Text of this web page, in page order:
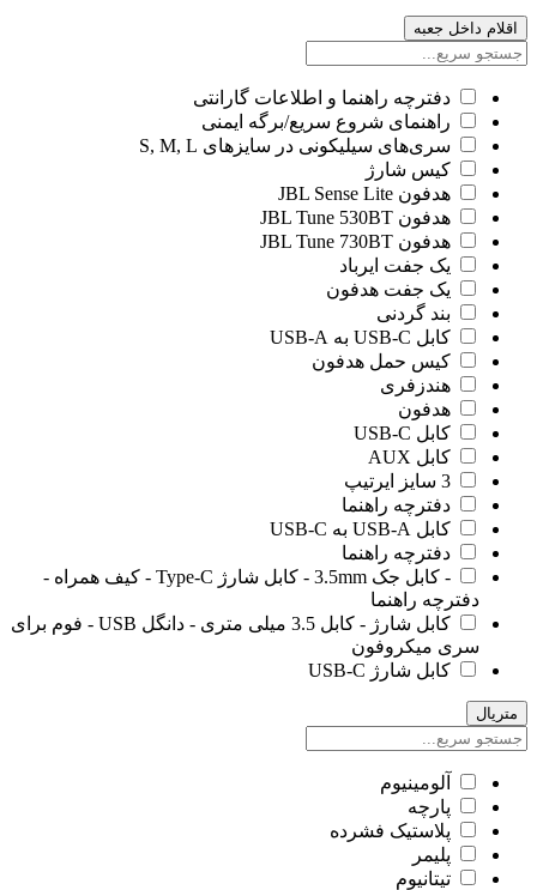
اقلام داخل جعبه
دفترچه راهنما و اطلاعات گارانتی
راهنمای شروع سریع/برگه ایمنی
سری‌های سیلیکونی در سایزهای S, M, L
کیس شارژ
هدفون JBL Sense Lite
هدفون JBL Tune 530BT
هدفون JBL Tune 730BT
یک جفت ایرباد
یک جفت هدفون
بند گردنی
کابل USB-C به USB-A
کیس حمل هدفون
هندزفری
هدفون
کابل USB-C
کابل AUX
3 سایز ایرتیپ
دفترچه راهنما
کابل USB-A به USB-C
دفترچه راهنما
- کابل جک 3.5mm - کابل شارژ Type-C - کیف همراه -
دفترچه راهنما
کابل شارژ - کابل 3.5 میلی متری - دانگل USB - فوم برای
سری میکروفون
کابل شارژ USB-C
متریال
آلومينيوم
پارچه
پلاستیک فشرده
پلیمر
تیتانیوم